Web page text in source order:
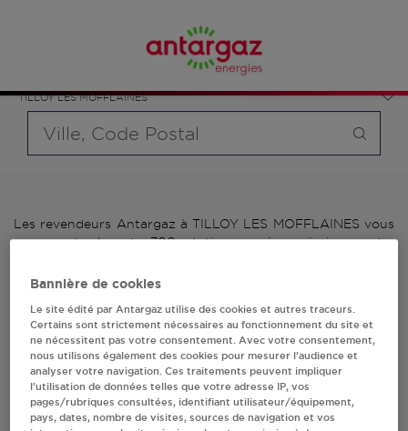
TILLOY LES MOFFLAINES
bouteille souhaité et le type de point de vente (revendeur /
distributeur automatique de bouteilles de gaz ou station GPL
carburant)
Les revendeurs Antargaz à TILLOY LES MOFFLAINES vous
proposent plus de 700 stations-services ainsi que des
des revendeurs Antargaz à TILLOY LES MOFFLAINES,
distributeurs de bouteilles de gaz.
1 revendeur(s) Antargaz
à TILLOY LES
Bannière de cookies
Le site édité par Antargaz utilise des cookies et autres traceurs.
Certains sont strictement nécessaires au fonctionnement du site et
ne nécessitent pas votre consentement. Avec votre consentement,
nous utilisons également des cookies pour mesurer l’audience et
analyser votre navigation. Ces traitements peuvent impliquer
l’utilisation de données telles que votre adresse IP, vos
pages/rubriques consultées, identifiant utilisateur/équipement,
pays, dates, nombre de visites, sources de navigation et vos